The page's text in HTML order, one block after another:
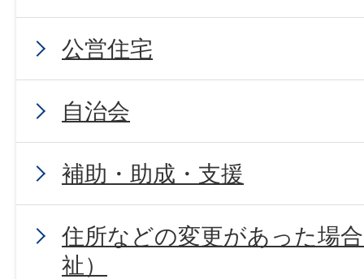
公営住宅
自治会
補助・助成・支援
住所などの変更があった場
祉）